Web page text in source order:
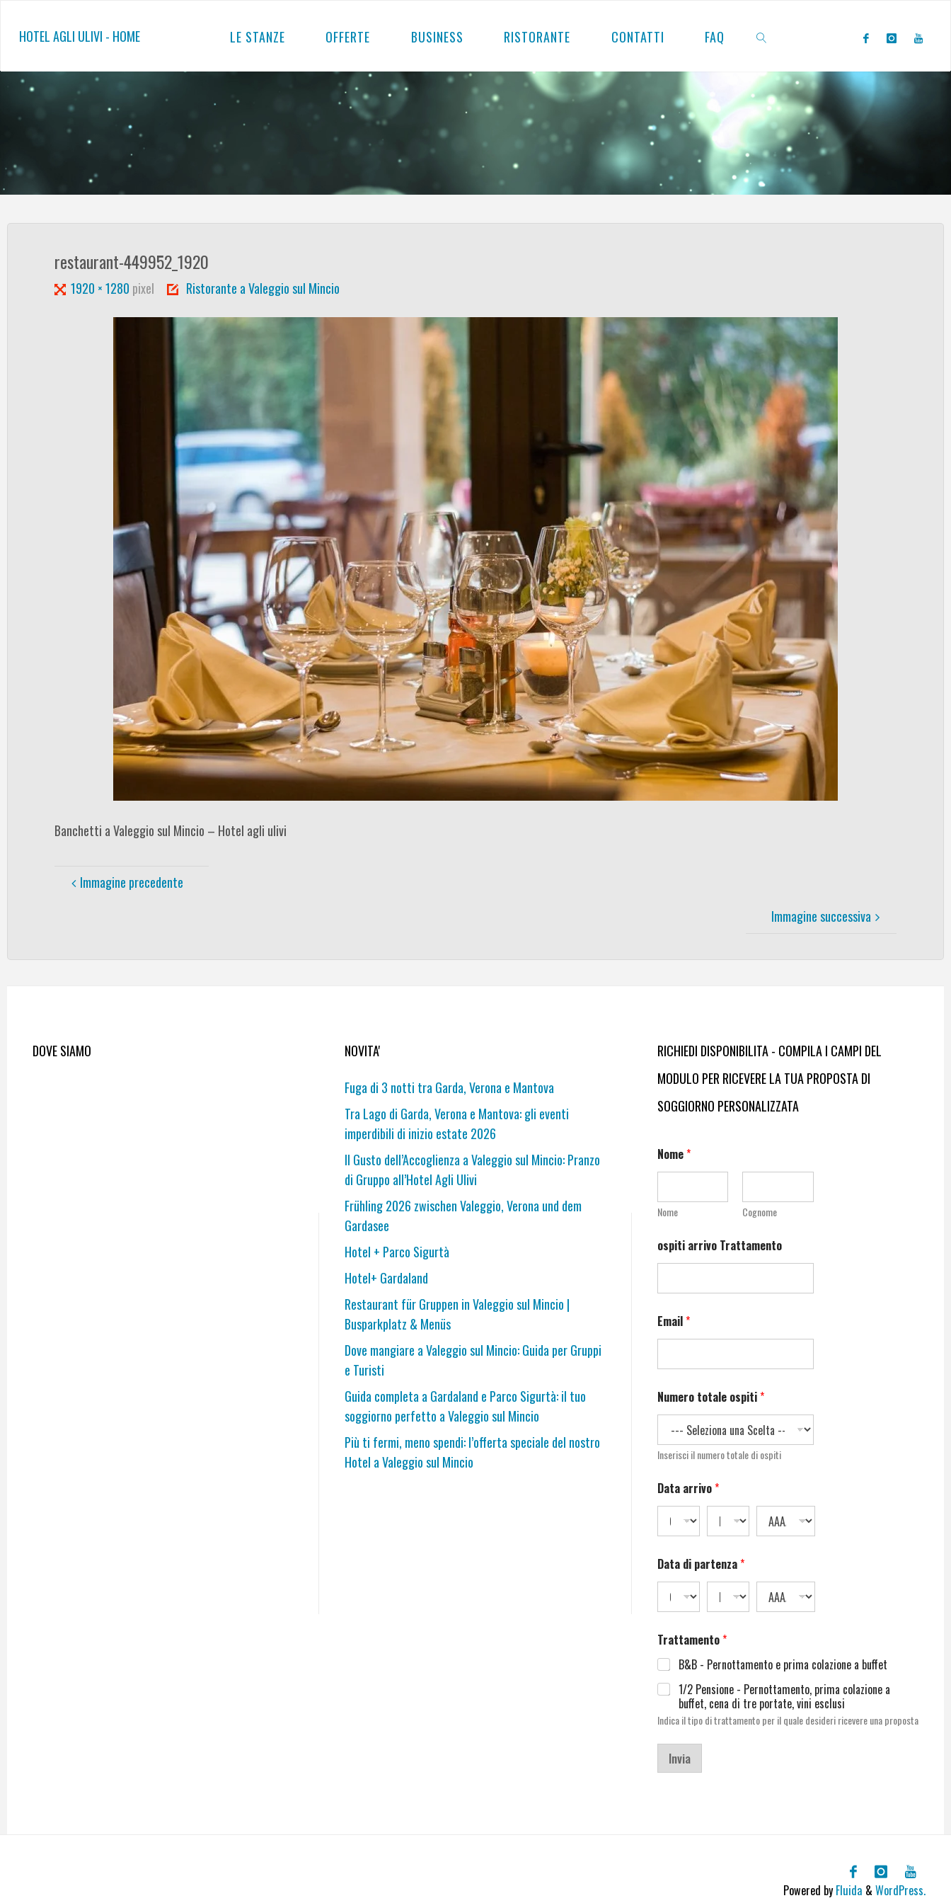
HOTEL AGLI ULIVI - HOME LE STANZE OFFERTE BUSINESS RISTORANTE CONTATTI FAQ
CERCA
restaurant-449952_1920
Tutta1920 × 1280 pixel Ristorante a Valeggio sul Mincio
Banchetti a Valeggio sul Mincio – Hotel agli ulivi
Immagine precedente
Immagine successiva
DOVE SIAMO
NOVITA'
Fuga di 3 notti tra Garda, Verona e Mantova
Tra Lago di Garda, Verona e Mantova: gli eventi
imperdibili di inizio estate 2026
Il Gusto dell’Accoglienza a Valeggio sul Mincio: Pranzo
di Gruppo all’Hotel Agli Ulivi
Frühling 2026 zwischen Valeggio, Verona und dem
Gardasee
Hotel + Parco Sigurtà
Hotel+ Gardaland
Restaurant für Gruppen in Valeggio sul Mincio |
Busparkplatz & Menüs
Dove mangiare a Valeggio sul Mincio: Guida per Gruppi
e Turisti
Guida completa a Gardaland e Parco Sigurtà: il tuo
soggiorno perfetto a Valeggio sul Mincio
Più ti fermi, meno spendi: l’offerta speciale del nostro
Hotel a Valeggio sul Mincio
RICHIEDI DISPONIBILITA - COMPILA I CAMPI DEL
MODULO PER RICEVERE LA TUA PROPOSTA DI
SOGGIORNO PERSONALIZZATA
Nome*
Nome Cognome
ospiti arrivo Trattamento
Email*
Numero totale ospiti*
Inserisci il numero totale di ospiti
Data arrivo*
Data di partenza*
Trattamento*
B&B - Pernottamento e prima colazione a buffet
1/2 Pensione - Pernottamento, prima colazione a
buffet, cena di tre portate, vini esclusi
Indica il tipo di trattamento per il quale desideri ricevere una proposta
Invia
Powered byFluida & WordPress.